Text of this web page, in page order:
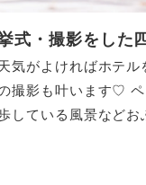
式・撮影をした
気がよければホテ
撮影も叶います♡
している風景などお